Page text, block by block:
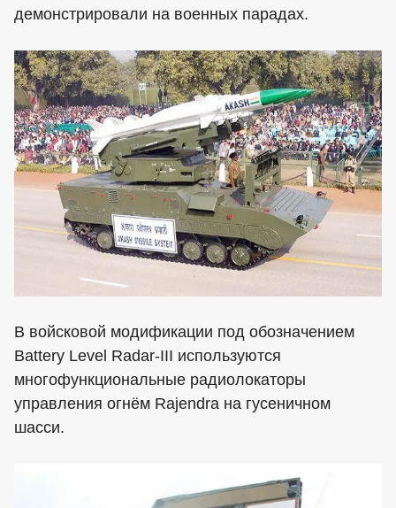
демонстрировали на военных парадах.
В войсковой модификации под обозначением
Battery Level Radar-III используются
многофункциональные радиолокаторы
управления огнём Rajendra на гусеничном
шасси.